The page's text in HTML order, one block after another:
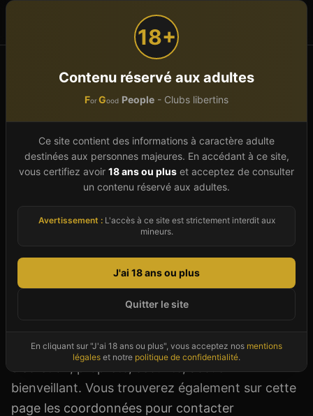
18+
Contenu réservé aux adultes
ForGood People - Clubs libertins
Ce site contient des informations à caractère adulte
destinées aux personnes majeures. En accédant à ce site,
vous certifiez avoir 18 ans ou plus et acceptez de consulter
un contenu réservé aux adultes.
Avertissement :L'accès à ce site est strictement interdit aux
mineurs.
J'ai 18 ans ou plus
Quitter le site
En cliquant sur "J'ai 18 ans ou plus", vous acceptez nos mentions
légales et notre politique de confidentialité.
Accueil Grand Est Moselle (57) Metz
Club libertin à Metz (57
Guide 2026 du libertinage à Metz (Moselle).
Notre annuaire présente 2 clubs libertins actifs
dans la ville, avec pour chacun : description de
restaurant, bar), public accueilli (couples,
Metz bénéficie de sa localisation en Grand Est, à
proximité des grandes métropoles du secteur, ce
qui en fait une destination appréciée des libertins
référencés respectent les standards du milieu :
bienveillant. Vous trouverez également sur cette
page les coordonnées pour contacter